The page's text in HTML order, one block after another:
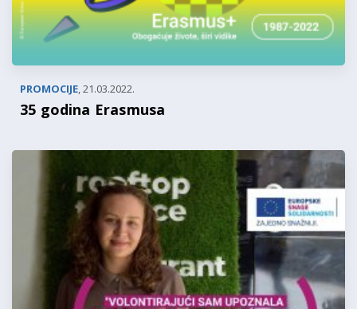
PROMOCIJE,21.03.2022.
35 godina Erasmusa